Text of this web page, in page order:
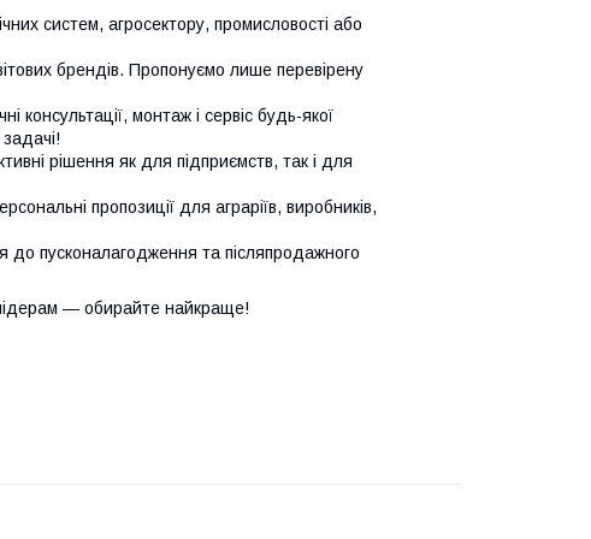
систем, агросектору, промисловості або
брендів. Пропонуємо лише перевірену
консультації, монтаж і сервіс будь-якої
рішення як для підприємств, так і для
пропозиції для аграріїв, виробників,
до пусконалагодження та післяпродажного
— обирайте найкраще!